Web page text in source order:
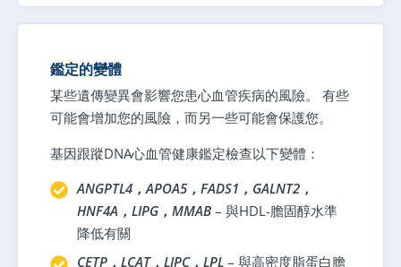
鑑定的變體
某些遺傳變異會影響您患心血管疾病的風險。 有些
可能會增加您的風險，而另一些可能會保護您。
基因跟蹤DNA心血管健康鑑定檢查以下變體：
ANGPTL4，APOA5，FADS1，GALNT2，
HNF4A，LIPG，MMAB– 與HDL-膽固醇水準
降低有關
CETP，LCAT，LIPC，LPL– 與高密度脂蛋白膽